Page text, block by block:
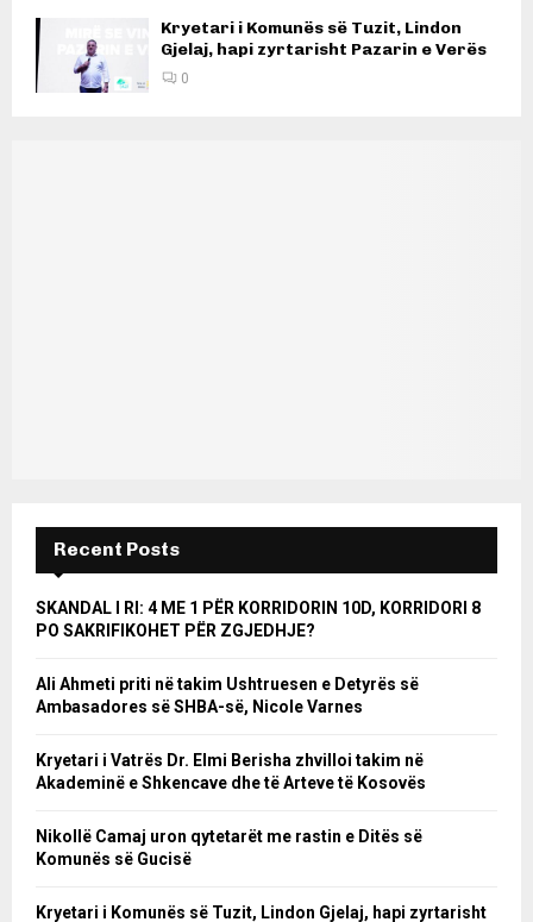
Kryetari i Komunës së Tuzit, Lindon
Gjelaj, hapi zyrtarisht Pazarin e Verës
0
Recent Posts
SKANDAL I RI: 4 ME 1 PËR KORRIDORIN 10D, KORRIDORI 8
PO SAKRIFIKOHET PËR ZGJEDHJE?
Ali Ahmeti priti në takim Ushtruesen e Detyrës së
Ambasadores së SHBA-së, Nicole Varnes
Kryetari i Vatrës Dr. Elmi Berisha zhvilloi takim në
Akademinë e Shkencave dhe të Arteve të Kosovës
Nikollë Camaj uron qytetarët me rastin e Ditës së
Komunës së Gucisë
Kryetari i Komunës së Tuzit, Lindon Gjelaj, hapi zyrtarisht